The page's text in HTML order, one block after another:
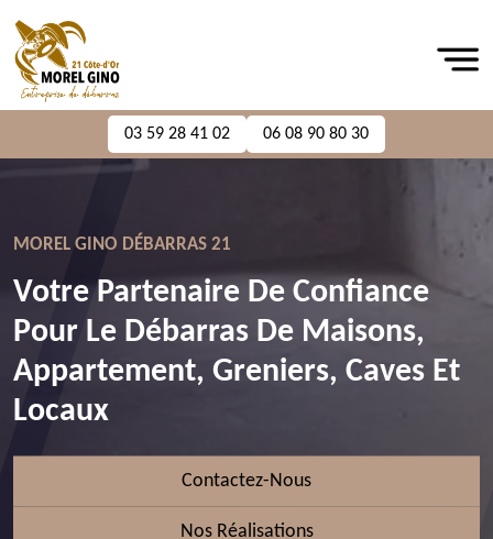
03 59 28 41 02 06 08 90 80 30
MOREL GINO DÉBARRAS 21
Votre Partenaire De Confiance
Pour Le Débarras De Maisons,
Appartement, Greniers, Caves Et
Locaux
Contactez-Nous
Nos Réalisations